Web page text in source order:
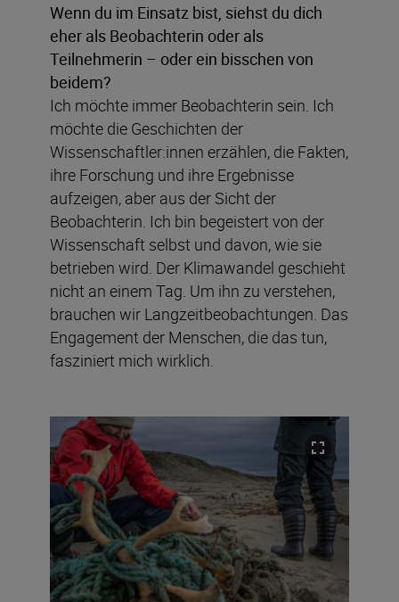
Wenn du im Einsatz bist, siehst du dich
eher als Beobachterin oder als
Teilnehmerin – oder ein bisschen von
beidem?
Ich möchte immer Beobachterin sein. Ich
möchte die Geschichten der
Wissenschaftler:innen erzählen, die Fakten,
ihre Forschung und ihre Ergebnisse
aufzeigen, aber aus der Sicht der
Beobachterin. Ich bin begeistert von der
Wissenschaft selbst und davon, wie sie
betrieben wird. Der Klimawandel geschieht
nicht an einem Tag. Um ihn zu verstehen,
brauchen wir Langzeitbeobachtungen. Das
Engagement der Menschen, die das tun,
fasziniert mich wirklich.